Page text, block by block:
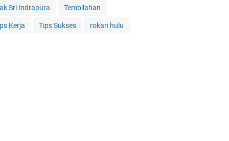
Sri Indrapura Tembilahan
Kerja Tips Sukses rokan hulu